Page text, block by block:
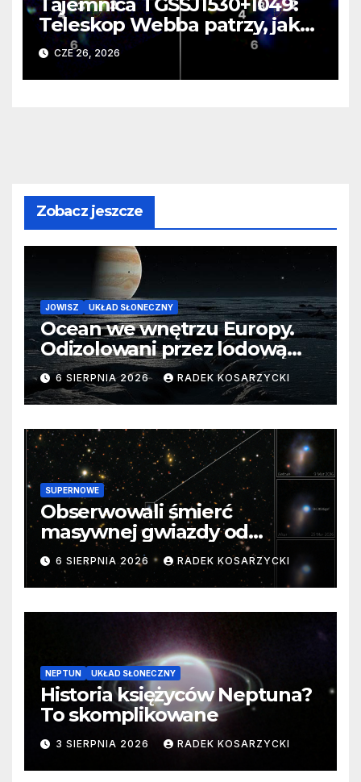
Teleskop Webba patrzy, jak
rodzi się supergalaktyka i
monstrualna czarna dziura
CZE 26, 2026
Zobacz jeszcze
JOWISZ UKŁAD SŁONECZNY
Ocean we wnętrzu Europy.
Odizolowani przez lodową
barierę
6 SIERPNIA 2026 RADEK KOSARZYCKI
SUPERNOWE
Obserwowali śmierć
masywnej gwiazdy od
samego początku. Niezwykle
cenne dane
6 SIERPNIA 2026 RADEK KOSARZYCKI
NEPTUN UKŁAD SŁONECZNY
Historia księżyców Neptuna?
To skomplikowane
3 SIERPNIA 2026 RADEK KOSARZYCKI